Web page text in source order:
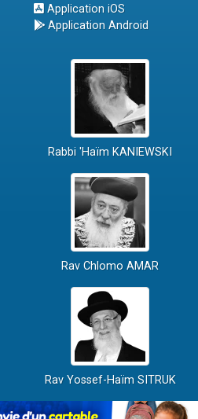
Application iOS
Application Android
Rabbi 'Haïm KANIEWSKI
Rav Chlomo AMAR
Rav Yossef-Haïm SITRUK